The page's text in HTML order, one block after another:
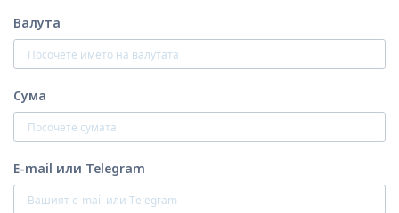
Валута
Сума
E-mail или Telegram